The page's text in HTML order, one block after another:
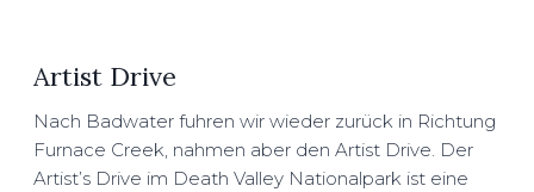
Artist Drive
Nach Badwater fuhren wir wieder zurück in Richtung
Furnace Creek, nahmen aber den Artist Drive. Der
Artist’s Drive im Death Valley Nationalpark ist eine